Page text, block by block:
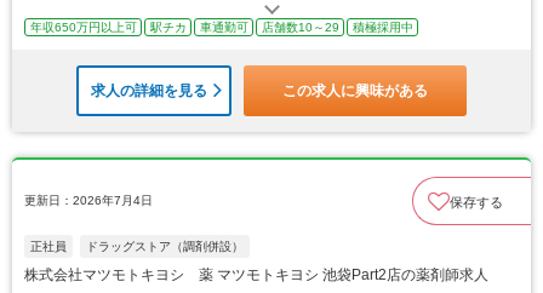
年収650万円以上可 駅チカ 車通勤可 店舗数10～29 積極採用中
求人の詳細を見る この求人に興味がある
更新日：2026年7月4日 保存する
正社員 ドラッグストア（調剤併設）
株式会社マツモトキヨシ 薬 マツモトキヨシ 池袋Part2店の薬剤師求人